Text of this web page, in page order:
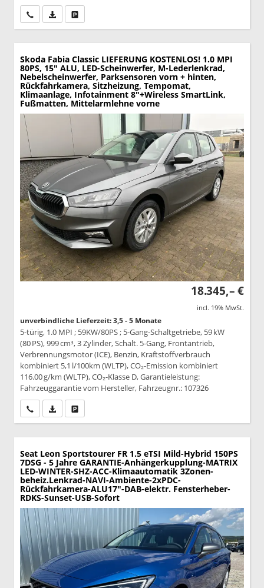
Wir rufen Sie anPDF-Datei, Fahrzeugexposé drucken
Skoda Fabia Classic LIEFERUNG KOSTENLOS! 1.0 MPI
80PS, 15" ALU, LED-Scheinwerfer, M-Lederlenkrad,
Nebelscheinwerfer, Parksensoren vorn + hinten,
Rückfahrkamera, Sitzheizung, Tempomat,
Klimaanlage, Infotainment 8"+Wireless SmartLink,
Fußmatten, Mittelarmlehne vorne
18.345,– €
incl. 19% MwSt.
unverbindliche Lieferzeit: 3,5 - 5 Monate
5-türig, 1.0 MPI ; 59KW/80PS ; 5-Gang-Schaltgetriebe, 59 kW
(80 PS), 999 cm³, 3 Zylinder, Schalt. 5-Gang, Frontantrieb,
Verbrennungsmotor (ICE), Benzin, Kraftstoffverbrauch
kombiniert 5,1 l/100km (WLTP), CO₂-Emission kombiniert
116.00 g/km (WLTP), CO₂-Klasse D, Garantieleistung:
Fahrzeuggarantie vom Hersteller, Fahrzeugnr.: 107326
Wir rufen Sie anPDF-Datei, Fahrzeugexposé drucken
Seat Leon Sportstourer FR 1.5 eTSI Mild-Hybrid 150PS
7DSG - 5 Jahre GARANTIE-Anhängerkupplung-MATRIX
LED-WINTER-SHZ-ACC-Klimaautomatik 3Zonen-
beheiz.Lenkrad-NAVI-Ambiente-2xPDC-
Rückfahrkamera-ALU17"-DAB-elektr. Fensterheber-
RDKS-Sunset-USB-Sofort